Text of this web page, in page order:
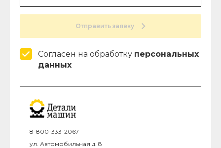
Отправить заявку
Согласен на обработку персональных
данных
8-800-333-2067
ул. Автомобильная д. 8